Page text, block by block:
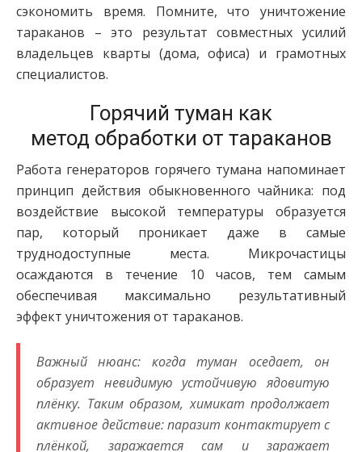
сэкономить время. Помните, что уничтожение
тараканов – это результат совместных усилий
владельцев кварты (дома, офиса) и грамотных
специалистов.
Горячий туман как
метод обработки от тараканов
Работа генераторов горячего тумана напоминает
принцип действия обыкновенного чайника: под
воздействие высокой температуры образуется
пар, который проникает даже в самые
труднодоступные места. Микрочастицы
осаждаются в течение 10 часов, тем самым
обеспечивая максимально результативный
эффект уничтожения от тараканов.
Важный нюанс: когда туман оседает, он
образует невидимую устойчивую ядовитую
плёнку. Таким образом, химикат продолжает
активное действие: паразит контактирует с
плёнкой, заражается сам и заражает